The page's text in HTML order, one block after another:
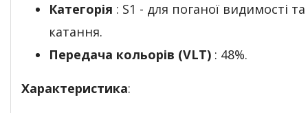
Категорія : S1 - для поганої видимості
катання.
Передача кольорів (VLT) : 48%.
Характеристика: